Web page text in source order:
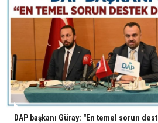
DAP başkanı Güray: "En temel sorun